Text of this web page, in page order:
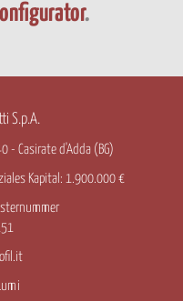
.
S.p.A.
- Casirate d'Adda (BG)
Kapital: 1.900.000 €
Lumi